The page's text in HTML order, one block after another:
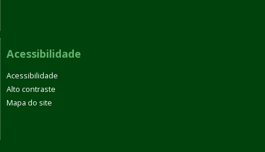
Acessibilidade
Acessibilidade
Alto contraste
Mapa do site